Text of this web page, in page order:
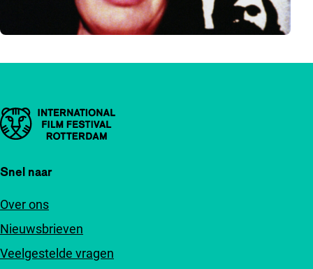
Belangrijke links
Snel naar
Over ons
Nieuwsbrieven
Veelgestelde vragen